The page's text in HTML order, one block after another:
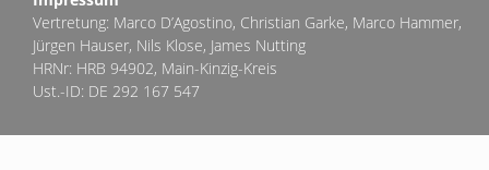
Vertretung: Marco D’Agostino, Christian Garke, Marco Hammer,
Jürgen Hauser, Nils Klose, James Nutting
HRNr: HRB 94902, Main-Kinzig-Kreis
Ust.-ID: DE 292 167 547